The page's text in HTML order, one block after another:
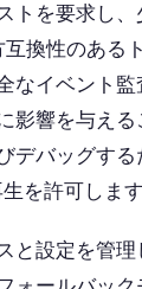
トを要求し
換性のある
なイベント
影響を与え
デバッグする
を許可します
と設定を管